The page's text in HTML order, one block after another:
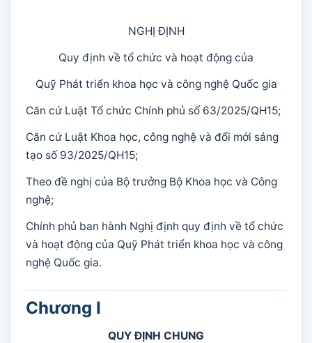
NGHỊ ĐỊNH
Quy định về tổ chức và hoạt động của
Quỹ Phát triển khoa học và công nghệ Quốc gia
Căn cứ Luật Tổ chức Chính phủ số 63/2025/QH15;
Căn cứ Luật Khoa học, công nghệ và đổi mới sáng
tạo số 93/2025/QH15;
Theo đề nghị của Bộ trưởng Bộ Khoa học và Công
nghệ;
Chính phủ ban hành Nghị định quy định về tổ chức
và hoạt động của Quỹ Phát triển khoa học và công
nghệ Quốc gia.
Chương I
QUY ĐỊNH CHUNG